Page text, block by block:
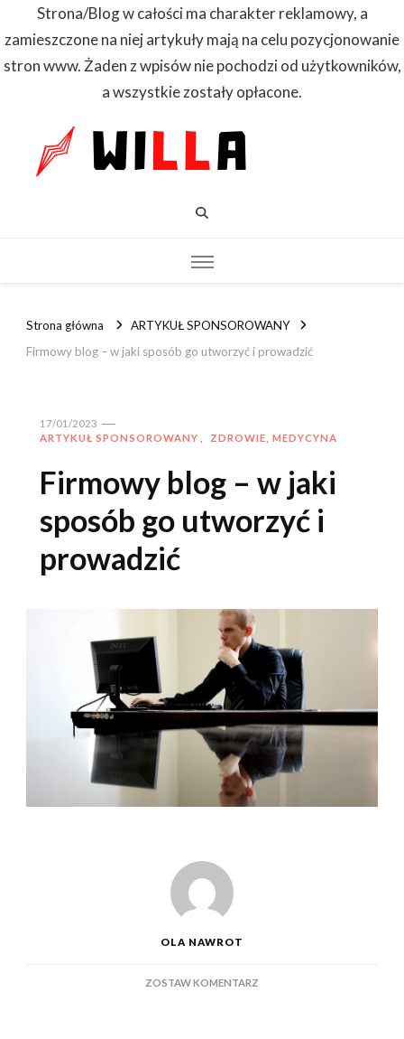
Strona/Blog w całości ma charakter reklamowy, a
zamieszczone na niej artykuły mają na celu pozycjonowanie
stron www. Żaden z wpisów nie pochodzi od użytkowników,
a wszystkie zostały opłacone.
Strona główna
ARTYKUŁ SPONSOROWANY
Firmowy blog – w jaki sposób go utworzyć i prowadzić
17/01/2023
ARTYKUŁ SPONSOROWANY
ZDROWIE, MEDYCYNA
Firmowy blog – w jaki
sposób go utworzyć i
prowadzić
OLA NAWROT
ZOSTAW KOMENTARZ